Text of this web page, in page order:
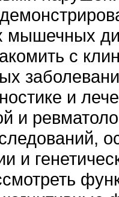
мышечных
с
и
и
и